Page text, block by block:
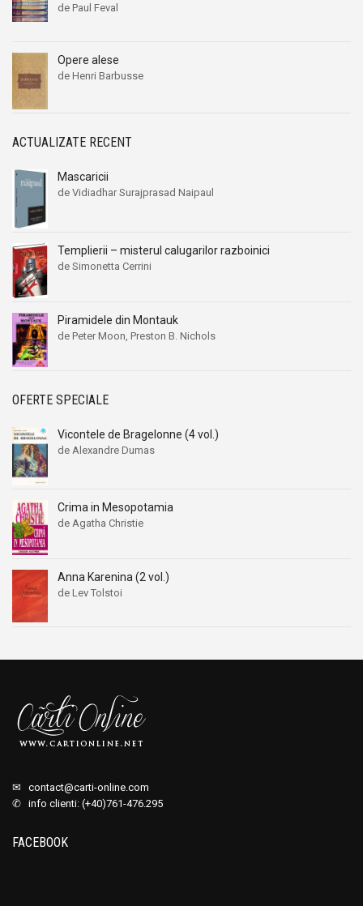
de Paul Feval
Opere alese
de Henri Barbusse
ACTUALIZATE RECENT
Mascaricii
de Vidiadhar Surajprasad Naipaul
Templierii – misterul calugarilor razboinici
de Simonetta Cerrini
Piramidele din Montauk
de Peter Moon, Preston B. Nichols
OFERTE SPECIALE
Vicontele de Bragelonne (4 vol.)
de Alexandre Dumas
Crima in Mesopotamia
de Agatha Christie
Anna Karenina (2 vol.)
de Lev Tolstoi
✉ contact@carti-online.com
✆ info clienti: (+40)761-476.295
FACEBOOK